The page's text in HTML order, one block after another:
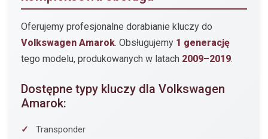
Oferujemy profesjonalne dorabianie kluczy do
Volkswagen Amarok. Obsługujemy 1 generację
tego modelu, produkowanych w latach 2009–2019.
Dostępne typy kluczy dla Volkswagen
Amarok:
Transponder